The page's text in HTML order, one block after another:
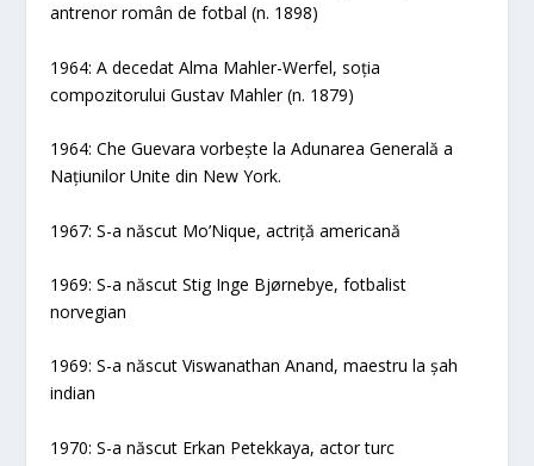
antrenor român de fotbal (n. 1898)
1964: A decedat Alma Mahler-Werfel, soția
compozitorului Gustav Mahler (n. 1879)
1964: Che Guevara vorbește la Adunarea Generală a
Națiunilor Unite din New York.
1967: S-a născut Mo’Nique, actriță americană
1969: S-a născut Stig Inge Bjørnebye, fotbalist
norvegian
1969: S-a născut Viswanathan Anand, maestru la șah
indian
1970: S-a născut Erkan Petekkaya, actor turc